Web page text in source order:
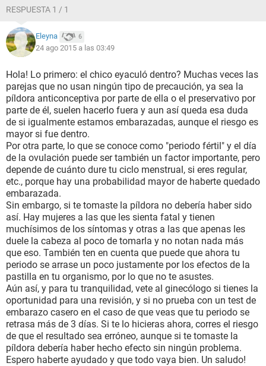
RESPUESTA 1 / 1
Eleyna 6
24 ago 2015 a las 03:49
Hola! Lo primero: el chico eyaculó dentro? Muchas veces las
parejas que no usan ningún tipo de precaución, ya sea la
píldora anticonceptiva por parte de ella o el preservativo por
parte de él, suelen hacerlo fuera y aun así queda esa duda
de si igualmente estamos embarazadas, aunque el riesgo es
mayor si fue dentro.
Por otra parte, lo que se conoce como "periodo fértil" y el día
de la ovulación puede ser también un factor importante, pero
depende de cuánto dure tu ciclo menstrual, si eres regular,
etc., porque hay una probabilidad mayor de haberte quedado
embarazada.
Sin embargo, si te tomaste la píldora no debería haber sido
así. Hay mujeres a las que les sienta fatal y tienen
muchísimos de los síntomas y otras a las que apenas les
duele la cabeza al poco de tomarla y no notan nada más
que eso. También ten en cuenta que puede que ahora tu
periodo se arrase un poco justamente por los efectos de la
pastilla en tu organismo, por lo que no te asustes.
Aún así, y para tu tranquilidad, vete al ginecólogo si tienes la
oportunidad para una revisión, y si no prueba con un test de
embarazo casero en el caso de que veas que tu periodo se
retrasa más de 3 días. Si te lo hicieras ahora, corres el riesgo
de que el resultado sea erróneo, aunque si te tomaste la
píldora debería haber hecho efecto sin ningún problema.
Espero haberte ayudado y que todo vaya bien. Un saludo!